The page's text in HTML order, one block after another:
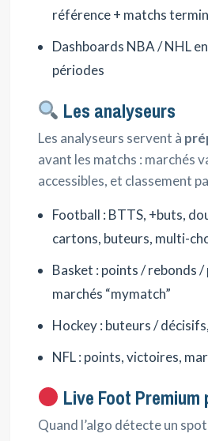
référence + matchs
Dashboards NBA / NHL
périodes
Les analyseurs
Les analyseurs servent à
avant les matchs : marchés
accessibles, et classement
Football : BTTS, +buts,
cartons, buteurs, multi-
Basket : points / rebonds /
marchés “mymatch”
Hockey : buteurs /
NFL : points, victoires,
Live Foot
Quand l’algo détecte un